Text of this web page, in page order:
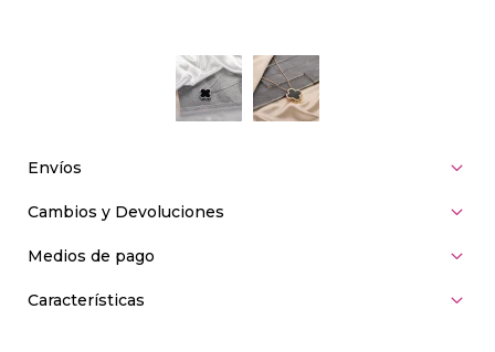
Envíos
Cambios y Devoluciones
Medios de pago
Características